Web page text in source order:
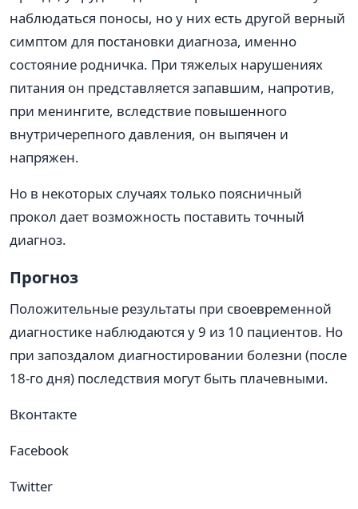
наблюдаться поносы, но у них есть другой верный
симптом для постановки диагноза, именно
состояние родничка. При тяжелых нарушениях
питания он представляется запавшим, напротив,
при менингите, вследствие повышенного
внутричерепного давления, он выпячен и
напряжен.
Но в некоторых случаях только поясничный
прокол дает возможность поставить точный
диагноз.
Прогноз
Положительные результаты при своевременной
диагностике наблюдаются у 9 из 10 пациентов. Но
при запоздалом диагностировании болезни (после
18-го дня) последствия могут быть плачевными.
Вконтакте
Facebook
Twitter